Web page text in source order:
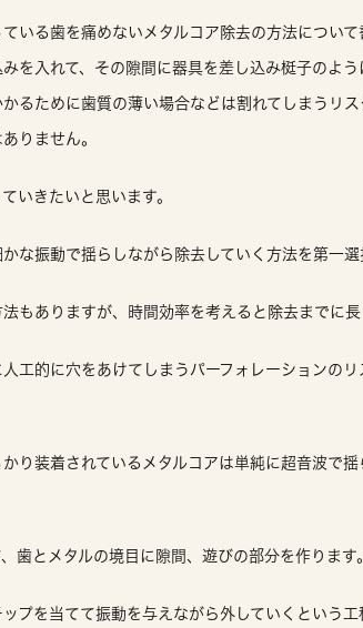
いる歯を痛めないメタルコア除去の方法につい
を入れて、その隙間に器具を差し込み梃子のよ
るために歯質の薄い場合などは割れてしまうリ
りません。
いきたいと思います。
な振動で揺らしながら除去していく方法を第一選
もありますが、時間効率を考えると除去までに長
工的に穴をあけてしまうパーフォレーションの
り装着されているメタルコアは単純に超音波で
歯とメタルの境目に隙間、遊びの部分を作ります。
プを当てて振動を与えながら外していくという